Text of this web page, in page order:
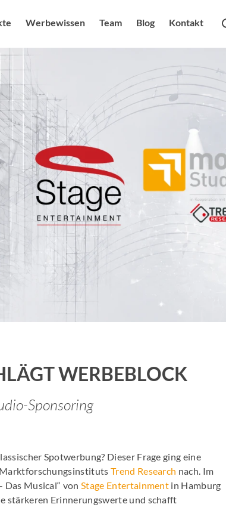
Branding
Werbewissen
Radio USPs
Studien
Nachhaltigkeit
Kampagnenplanung
More FAQs
Medialexikon
Team
Karriere & Jobs
Blog
Audiowerbung
Sonderwerbeformen
Spot des Monats
Digital Marketing
Online Audio
Events & Promotion
Personalmarketing
Hamburger Wirtschaftsnews
Marktforschung
Kontakt
WERBEBLOCK
Sponsoring
Spotwerbung? Dieser Frage ging eine
Trend Research nach. Im
Das Musical“ vonStage Entertainment in Hamburg
stärkeren Erinnerungswerte und schafft